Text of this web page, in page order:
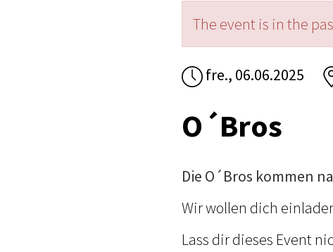
The event is in the
fre., 06.06.2025
O´Bros
Die O´Bros kommen
Wir wollen dich
Lass dir dieses Event